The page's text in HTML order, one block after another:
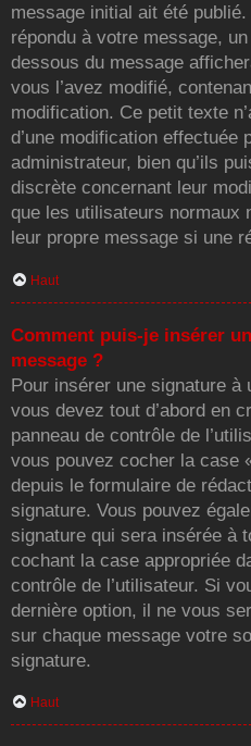
message initial ait été publié.
répondu à votre message,
dessous du message
vous l’avez modifié,
modification. Ce petit texte
d’une modification effectuée
administrateur, bien qu’ils
discrète concernant leur
que les utilisateurs normaux
leur propre message si une
Haut
Comment puis-je insérer
message ?
Pour insérer une signature à
vous devez tout d’abord en
panneau de contrôle de
vous pouvez cocher la case
depuis le formulaire de
signature. Vous pouvez
signature qui sera insérée à
cochant la case appropriée
contrôle de l’utilisateur. Si
dernière option, il ne vous
sur chaque message votre
signature.
Haut